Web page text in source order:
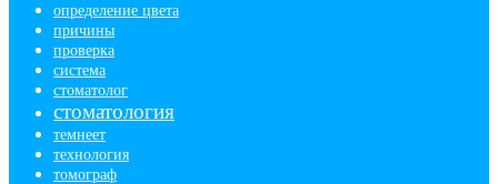
определение цвета
причины
проверка
система
стоматолог
стоматология
темнеет
технология
томограф